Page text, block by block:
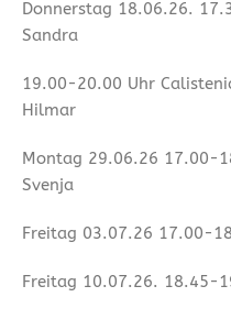
Donnerstag 18.06.26.
Sandra
19.00-20.00 Uhr
Hilmar
Montag 29.06.26 17.00-
Svenja
Freitag 03.07.26 17.00-
Freitag 10.07.26. 18.45-